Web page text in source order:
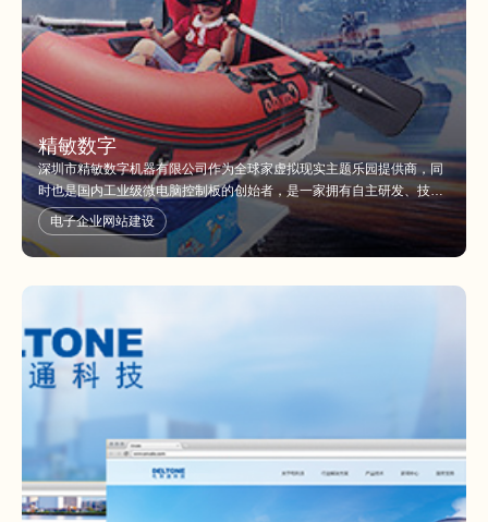
精敏数字
深圳市精敏数字机器有限公司作为全球家虚拟现实主题乐园提供商，同
时也是国内工业级微电脑控制板的创始者，是一家拥有自主研发、技术
创新实力的高科技公司，多年聚焦在工业级智能控制和虚拟互动领域，
研发、制造、销售智能控制板、控制软件、动感仿真类机电产品，并提
供完整的系统解决方案，具备综合性的技术创新研发实力、快速产品化
电子企业网站建设